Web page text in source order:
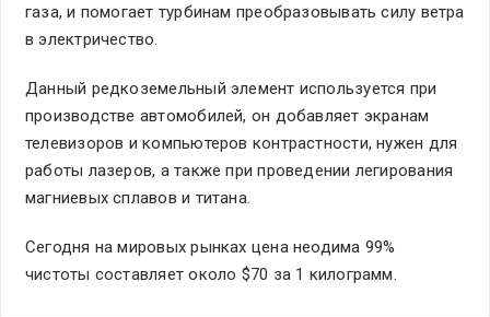
газа, и помогает турбинам преобразовывать силу ветра
в электричество.
Данный редкоземельный элемент используется при
производстве автомобилей, он добавляет экранам
телевизоров и компьютеров контрастности, нужен для
работы лазеров, а также при проведении легирования
магниевых сплавов и титана.
Сегодня на мировых рынках цена неодима 99%
чистоты составляет около $70 за 1 килограмм.